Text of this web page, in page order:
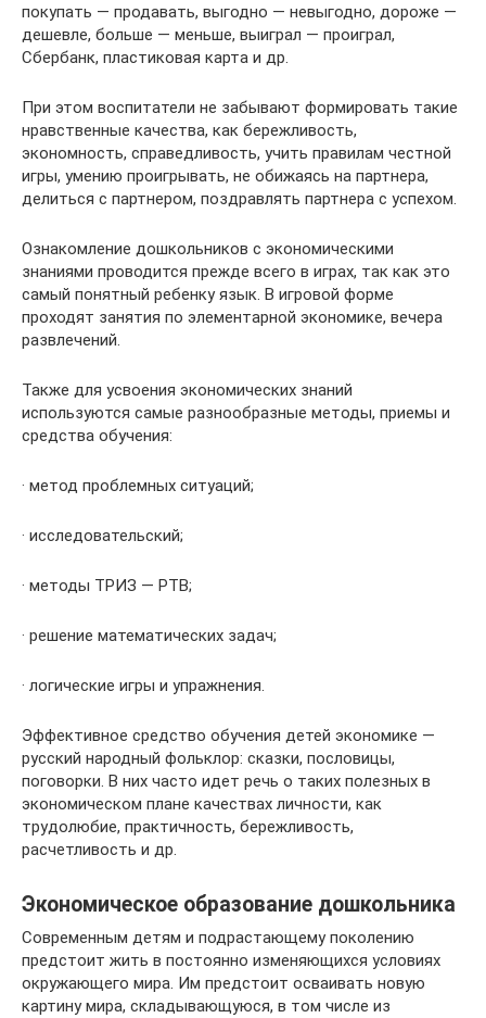
покупать — продавать, выгодно — невыгодно, дороже —
дешевле, больше — меньше, выиграл — проиграл,
Сбербанк, пластиковая карта и др.
При этом воспитатели не забывают формировать такие
нравственные качества, как бережливость,
экономность, справедливость, учить правилам честной
игры, умению проигрывать, не обижаясь на партнера,
делиться с партнером, поздравлять партнера с успехом.
Ознакомление дошкольников с экономическими
знаниями проводится прежде всего в играх, так как это
самый понятный ребенку язык. В игровой форме
проходят занятия по элементарной экономике, вечера
развлечений.
Также для усвоения экономических знаний
используются самые разнообразные методы, приемы и
средства обучения:
· метод проблемных ситуаций;
· исследовательский;
· методы ТРИЗ — РТВ;
· решение математических задач;
· логические игры и упражнения.
Эффективное средство обучения детей экономике —
русский народный фольклор: сказки, пословицы,
поговорки. В них часто идет речь о таких полезных в
экономическом плане качествах личности, как
трудолюбие, практичность, бережливость,
расчетливость и др.
Экономическое образование дошкольника
Современным детям и подрастающему поколению
предстоит жить в постоянно изменяющихся условиях
окружающего мира. Им предстоит осваивать новую
картину мира, складывающуюся, в том числе из